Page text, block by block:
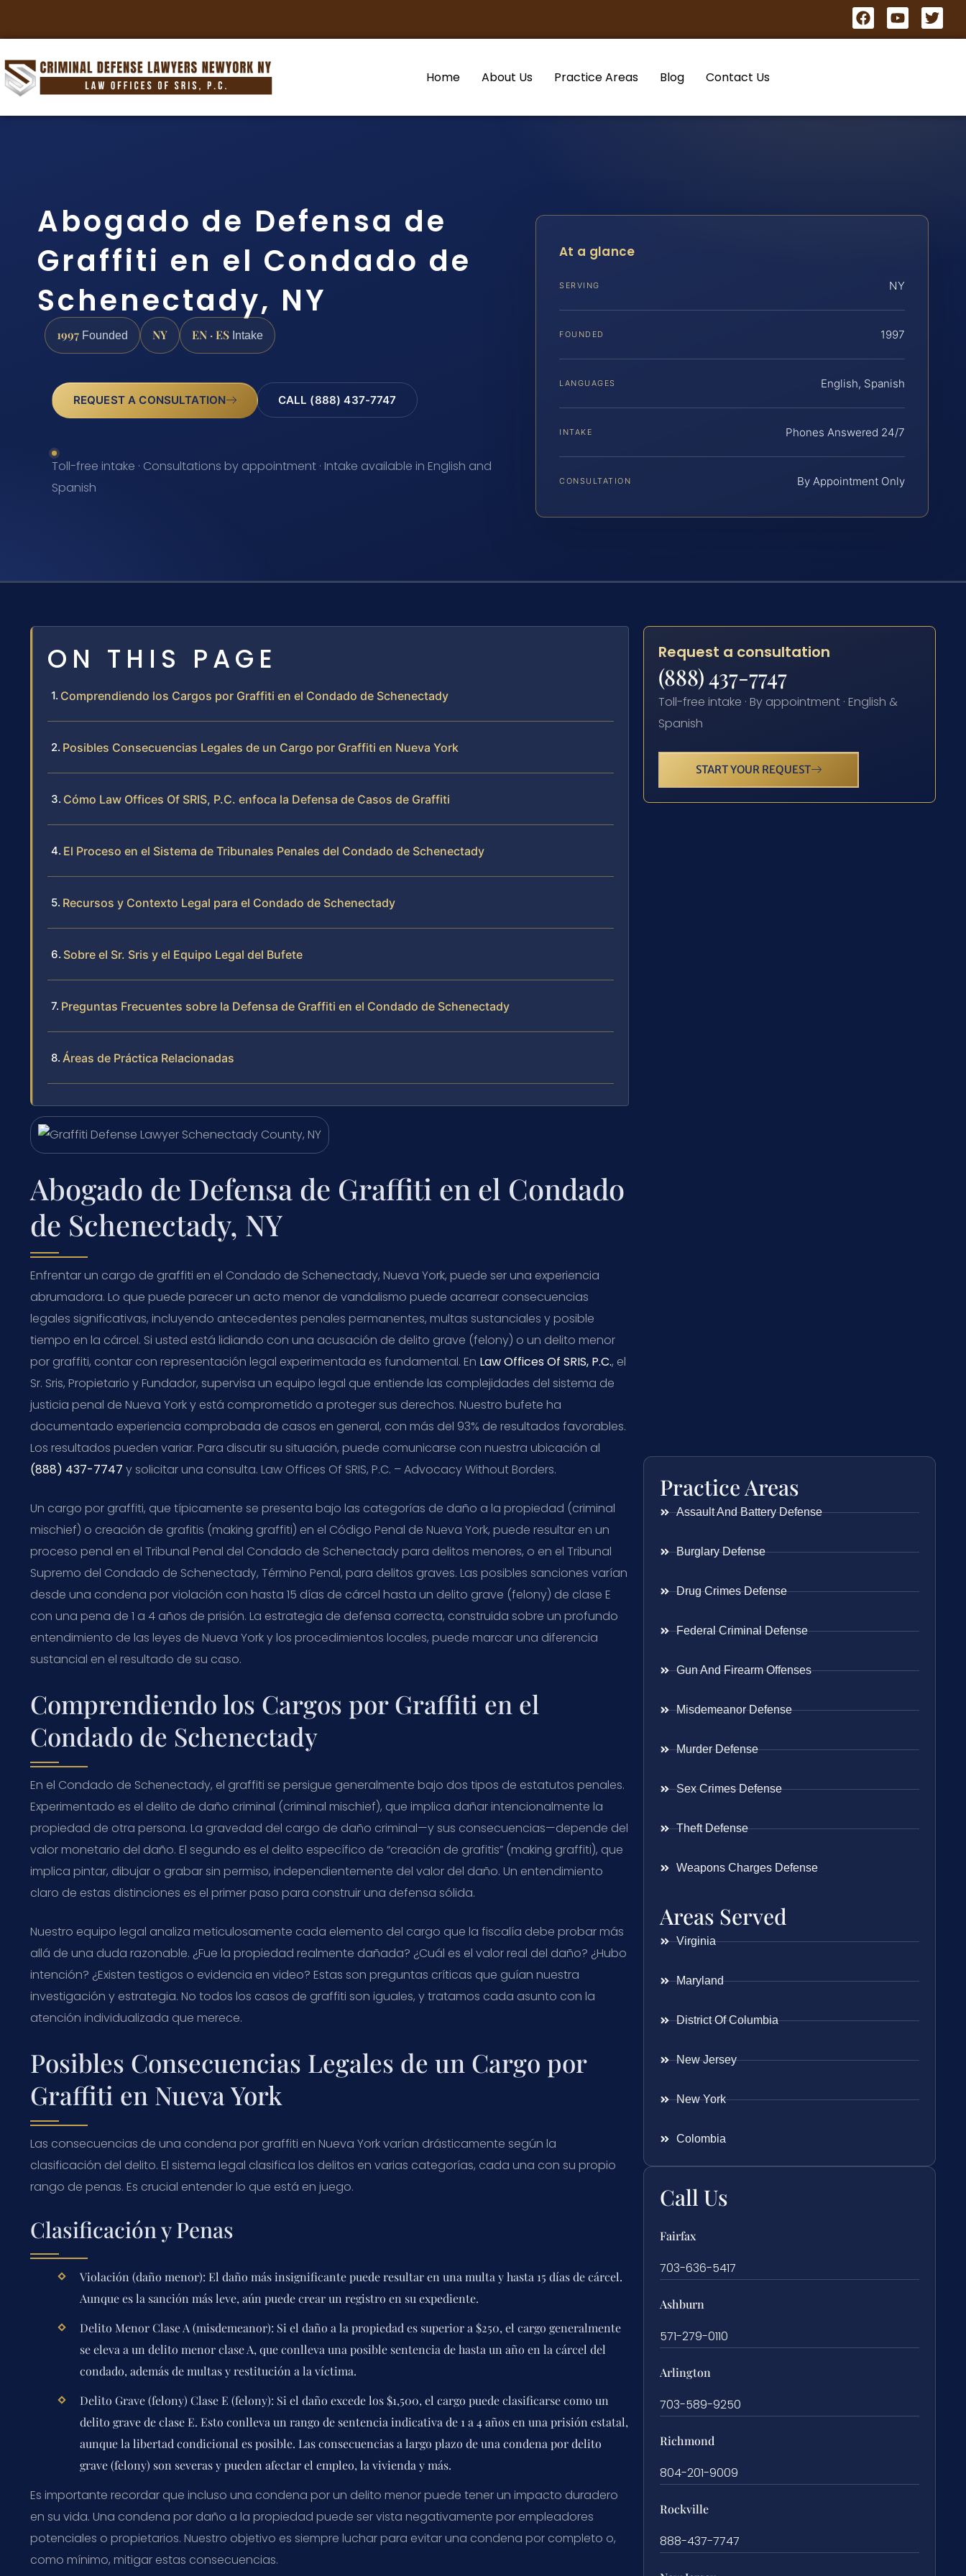
Home About Us Practice Areas Blog Contact Us
Abogado de Defensa de
Graffiti en el Condado de
Schenectady, NY
1997 Founded NY EN · ES Intake
REQUEST A CONSULTATION CALL (888) 437-7747
Toll-free intake · Consultations by appointment · Intake available in English and
Spanish
At a glance
SERVING NY
FOUNDED 1997
LANGUAGES English, Spanish
INTAKE Phones Answered 24/7
CONSULTATION By Appointment Only
ON THIS PAGE
Comprendiendo los Cargos por Graffiti en el Condado de Schenectady
Posibles Consecuencias Legales de un Cargo por Graffiti en Nueva York
Cómo Law Offices Of SRIS, P.C. enfoca la Defensa de Casos de Graffiti
El Proceso en el Sistema de Tribunales Penales del Condado de Schenectady
Recursos y Contexto Legal para el Condado de Schenectady
Sobre el Sr. Sris y el Equipo Legal del Bufete
Preguntas Frecuentes sobre la Defensa de Graffiti en el Condado de Schenectady
Áreas de Práctica Relacionadas
Abogado de Defensa de Graffiti en el Condado
de Schenectady, NY
Enfrentar un cargo de graffiti en el Condado de Schenectady, Nueva York, puede ser una experiencia
abrumadora. Lo que puede parecer un acto menor de vandalismo puede acarrear consecuencias
legales significativas, incluyendo antecedentes penales permanentes, multas sustanciales y posible
tiempo en la cárcel. Si usted está lidiando con una acusación de delito grave (felony) o un delito menor
por graffiti, contar con representación legal experimentada es fundamental. En Law Offices Of SRIS, P.C., el
Sr. Sris, Propietario y Fundador, supervisa un equipo legal que entiende las complejidades del sistema de
justicia penal de Nueva York y está comprometido a proteger sus derechos. Nuestro bufete ha
documentado experiencia comprobada de casos en general, con más del 93% de resultados favorables.
Los resultados pueden variar. Para discutir su situación, puede comunicarse con nuestra ubicación al
(888) 437-7747 y solicitar una consulta. Law Offices Of SRIS, P.C. – Advocacy Without Borders.
Un cargo por graffiti, que típicamente se presenta bajo las categorías de daño a la propiedad (criminal
mischief) o creación de grafitis (making graffiti) en el Código Penal de Nueva York, puede resultar en un
proceso penal en el Tribunal Penal del Condado de Schenectady para delitos menores, o en el Tribunal
Supremo del Condado de Schenectady, Término Penal, para delitos graves. Las posibles sanciones varían
desde una condena por violación con hasta 15 días de cárcel hasta un delito grave (felony) de clase E
con una pena de 1 a 4 años de prisión. La estrategia de defensa correcta, construida sobre un profundo
entendimiento de las leyes de Nueva York y los procedimientos locales, puede marcar una diferencia
sustancial en el resultado de su caso.
Comprendiendo los Cargos por Graffiti en el
Condado de Schenectady
En el Condado de Schenectady, el graffiti se persigue generalmente bajo dos tipos de estatutos penales.
Experimentado es el delito de daño criminal (criminal mischief), que implica dañar intencionalmente la
propiedad de otra persona. La gravedad del cargo de daño criminal—y sus consecuencias—depende del
valor monetario del daño. El segundo es el delito específico de “creación de grafitis” (making graffiti), que
implica pintar, dibujar o grabar sin permiso, independientemente del valor del daño. Un entendimiento
claro de estas distinciones es el primer paso para construir una defensa sólida.
Nuestro equipo legal analiza meticulosamente cada elemento del cargo que la fiscalía debe probar más
allá de una duda razonable. ¿Fue la propiedad realmente dañada? ¿Cuál es el valor real del daño? ¿Hubo
intención? ¿Existen testigos o evidencia en video? Estas son preguntas críticas que guían nuestra
investigación y estrategia. No todos los casos de graffiti son iguales, y tratamos cada asunto con la
atención individualizada que merece.
Posibles Consecuencias Legales de un Cargo por
Graffiti en Nueva York
Las consecuencias de una condena por graffiti en Nueva York varían drásticamente según la
clasificación del delito. El sistema legal clasifica los delitos en varias categorías, cada una con su propio
rango de penas. Es crucial entender lo que está en juego.
Clasificación y Penas
Violación (daño menor): El daño más insignificante puede resultar en una multa y hasta 15 días de cárcel.
Aunque es la sanción más leve, aún puede crear un registro en su expediente.
Delito Menor Clase A (misdemeanor): Si el daño a la propiedad es superior a $250, el cargo generalmente
se eleva a un delito menor clase A, que conlleva una posible sentencia de hasta un año en la cárcel del
condado, además de multas y restitución a la víctima.
Delito Grave (felony) Clase E (felony): Si el daño excede los $1,500, el cargo puede clasificarse como un
delito grave de clase E. Esto conlleva un rango de sentencia indicativa de 1 a 4 años en una prisión estatal,
aunque la libertad condicional es posible. Las consecuencias a largo plazo de una condena por delito
grave (felony) son severas y pueden afectar el empleo, la vivienda y más.
Es importante recordar que incluso una condena por un delito menor puede tener un impacto duradero
en su vida. Una condena por daño a la propiedad puede ser vista negativamente por empleadores
potenciales o propietarios. Nuestro objetivo es siempre luchar para evitar una condena por completo o,
como mínimo, mitigar estas consecuencias.
Request a consultation
(888) 437-7747
Toll-free intake · By appointment · English &
Spanish
START YOUR REQUEST
Practice Areas
Assault And Battery Defense
Burglary Defense
Drug Crimes Defense
Federal Criminal Defense
Gun And Firearm Offenses
Misdemeanor Defense
Murder Defense
Sex Crimes Defense
Theft Defense
Weapons Charges Defense
Areas Served
Virginia
Maryland
District Of Columbia
New Jersey
New York
Colombia
Call Us
Fairfax
703-636-5417
Ashburn
571-279-0110
Arlington
703-589-9250
Richmond
804-201-9009
Rockville
888-437-7747